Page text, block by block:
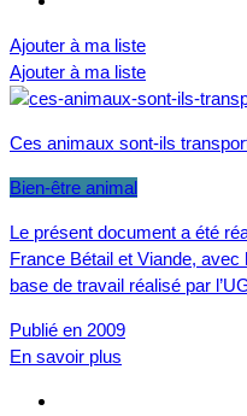
Ajouter à ma liste
Ajouter à ma liste
Ces animaux sont-ils
Bien-être animal
Le présent document a été
France Bétail et Viande, avec
base de travail réalisé par
Publié en 2009
En savoir plus